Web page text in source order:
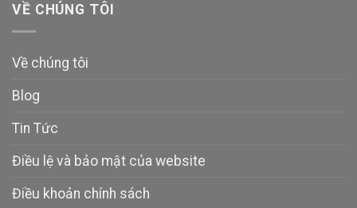
VỀ CHÚNG TÔI
Về chúng tôi
Blog
Tin Tức
Điều lệ và bảo mật của website
Điều khoản chính sách